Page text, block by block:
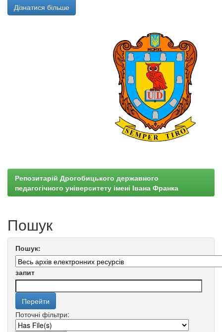
Дізнатися більше
Репозитарій Дрогобицького державного
педагогічного університету імені Івана Франка
Пошук
Пошук:
запит
Поточні фільтри: